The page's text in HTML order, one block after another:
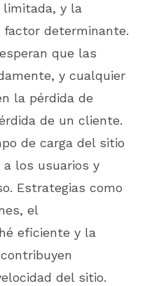
limitada, y la
determinante.
que las
y cualquier
la pérdida de
de un cliente.
de carga del sitio
los usuarios y
Estrategias como
el
eficiente y la
del sitio.